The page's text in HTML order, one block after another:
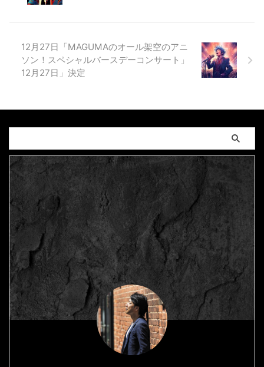
12月27日「MAGUMAのオール架空のアニ
ソン！スペシャルバースデーコンサート」
12月27日」決定